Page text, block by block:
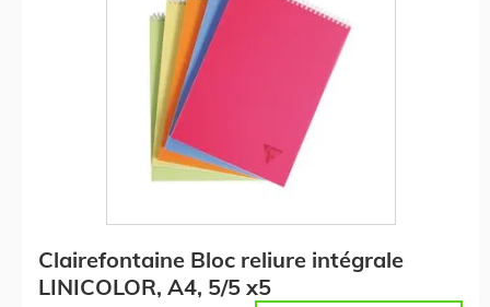
Clairefontaine Bloc reliure intégrale
LINICOLOR, A4, 5/5 x5